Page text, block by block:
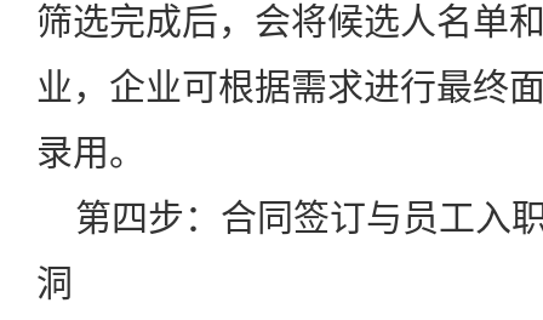
筛选完成后，会将候选人名单
业，企业可根据需求进行最终
录用。
第四步：合同签订与员工入
洞